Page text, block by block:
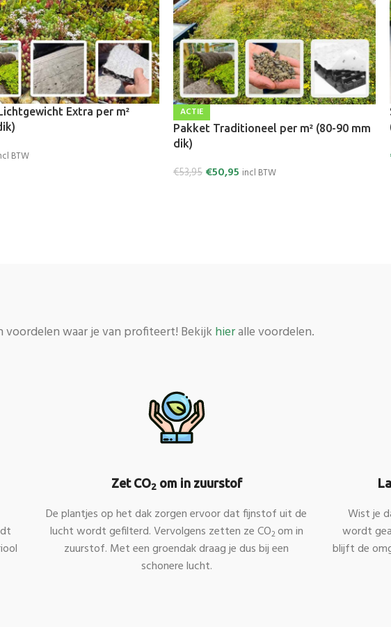
Extra per m²
BTW
ACTIE
Pakket Traditioneel per m² (80-90 mm
dik)
€53,95 €50,95 incl BTW
voordelen waar je van profiteert! Bekijkhieralle voordelen.
Zet CO2om in zuurstof
De plantjes op het dak zorgen ervoor dat fijnstof uit de
lucht wordt gefilterd. Vervolgens zetten ze CO2 om in
zuurstof. Met een groendak draag je dus bij een
schonere lucht.
Wist je
wordt
blijft de